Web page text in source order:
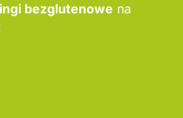
bezglutenowe na